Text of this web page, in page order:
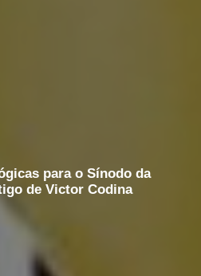
para o Sínodo da
de Victor Codina